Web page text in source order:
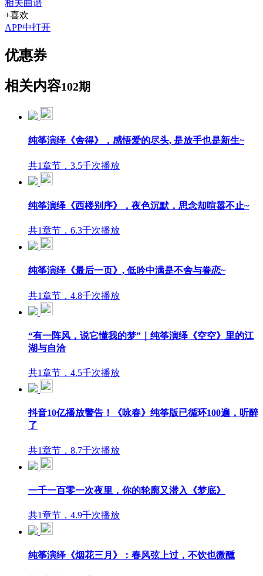
相关曲谱
+喜欢
APP中打开
优惠券
相关内容102期
纯筝演绎《舍得》，感悟爱的尽头, 是放手也是新生~
共1章节，3.5千次播放
纯筝演绎《西楼别序》，夜色沉默，思念却喧嚣不止~
共1章节，6.3千次播放
纯筝演绎《最后一页》, 低吟中满是不舍与眷恋~
共1章节，4.8千次播放
“有一阵风，说它懂我的梦”｜纯筝演绎《空空》里的江
湖与自洽
共1章节，4.5千次播放
抖音10亿播放警告！《咏春》纯筝版已循环100遍，听醉
了
共1章节，8.7千次播放
一千一百零一次夜里，你的轮廓又潜入《梦底》
共1章节，4.9千次播放
纯筝演绎《烟花三月》：春风弦上过，不饮也微醺